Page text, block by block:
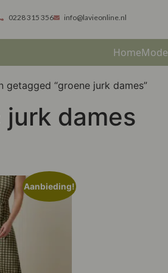
0228 315 356 info@lavieonline.nl
HomeMode
getagged “groene jurk dames”
jurk dames
Aanbieding!